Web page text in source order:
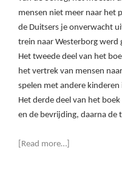
mensen niet meer naar het
de Duitsers je onverwacht
trein naar Westerborg werd
Het tweede deel van het
het vertrek van mensen
spelen met andere kinderen
Het derde deel van het
en de bevrijding, daarna de
[Read more…]